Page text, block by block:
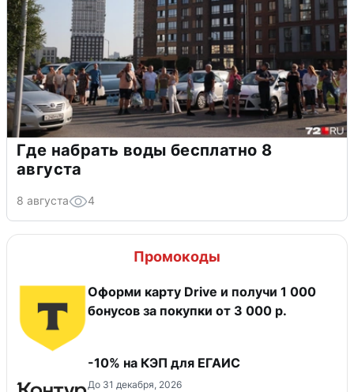
Где набрать воды бесплатно 8
августа
8 августа 4
Промокоды
Оформи карту Drive и получи 1 000
бонусов за покупки от 3 000 р.
-10% на КЭП для ЕГАИС
До 31 декабря, 2026